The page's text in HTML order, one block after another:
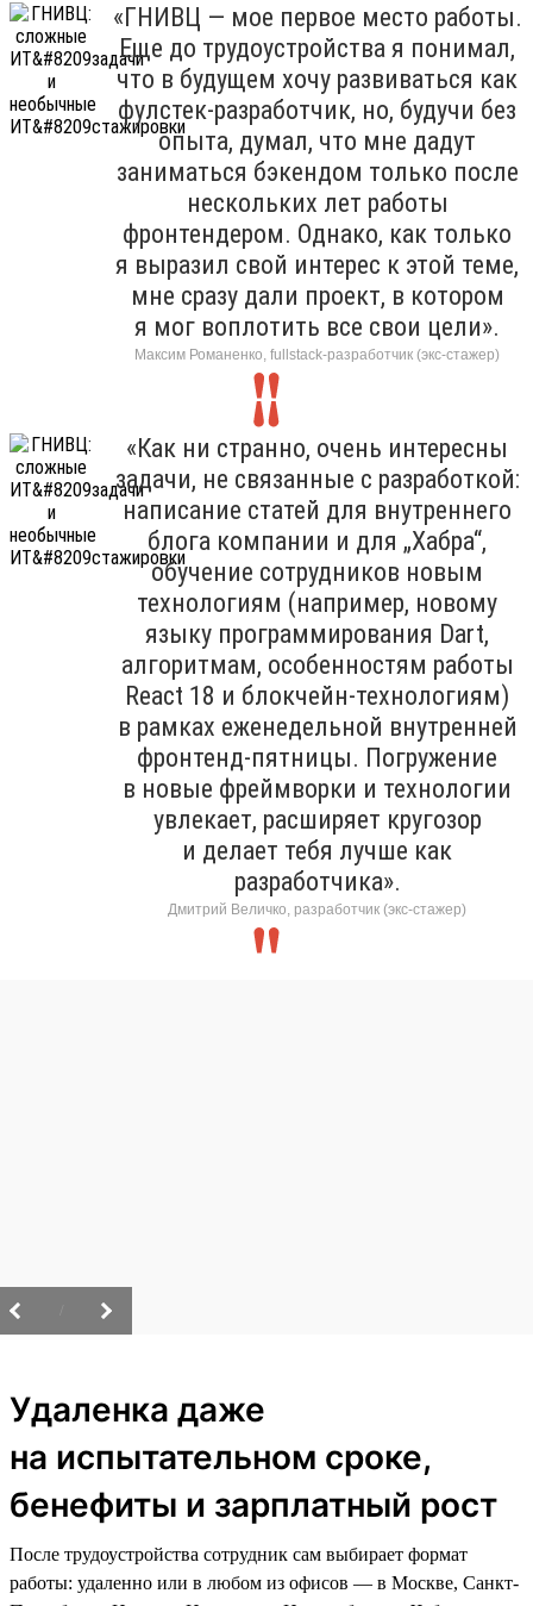
«ГНИВЦ — мое первое место работы.
Еще до трудоустройства я понимал,
что в будущем хочу развиваться как
фулстек-разработчик, но, будучи без
опыта, думал, что мне дадут
заниматься бэкендом только после
нескольких лет работы
фронтендером. Однако, как только
я выразил свой интерес к этой теме,
мне сразу дали проект, в котором
я мог воплотить все свои цели».
Максим Романенко, fullstack-разработчик (экс-стажер)
«Как ни странно, очень интересны
задачи, не связанные с разработкой:
написание статей для внутреннего
блога компании и для „Хабра“,
обучение сотрудников новым
технологиям (например, новому
языку программирования Dart,
алгоритмам, особенностям работы
React 18 и блокчейн-технологиям)
в рамках еженедельной внутренней
фронтенд-пятницы. Погружение
в новые фреймворки и технологии
увлекает, расширяет кругозор
и делает тебя лучше как
разработчика».
Дмитрий Величко, разработчик (экс-стажер)
Удаленка даже
на испытательном сроке,
бенефиты и зарплатный рост
После трудоустройства сотрудник сам выбирает формат
работы: удаленно или в любом из офисов — в Москве, Санкт-